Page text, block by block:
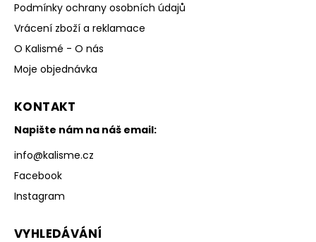
Podmínky ochrany osobních údajů
Vrácení zboží a reklamace
O Kalismé - O nás
Moje objednávka
KONTAKT
Napište nám na náš email:
info@kalisme.cz
Facebook
Instagram
VYHLEDÁVÁNÍ